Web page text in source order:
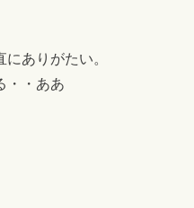
ありがたい。
・・ああ